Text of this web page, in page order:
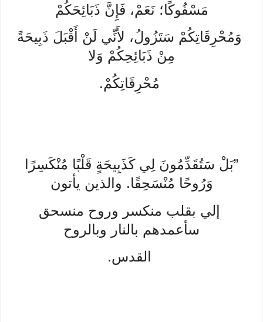
مَسْفُوكًا؛ نَعَمْ، فَإِنَّ ذَبَائِحَكُمْ
وَمُحْرِقَاتِكُمْ سَتَزُولُ، لأَنِّي لَنْ أَقْبَلَ ذَبِيحَةً
مِنْ ذَبَائِحِكُمْ وَلا
مُحْرِقَاتِكُمْ.
”بَلْ سَتُقَدِّمُونَ لِي كَذَبِيحَةٍ قَلْبًا مُنْكَسِرًا
وَرُوحًا مُنْسَحِقًا. والذين يأتون
إلي بقلب منكسر وروح منسحق
سأعمدهم بالنار وبالروح
القدس.